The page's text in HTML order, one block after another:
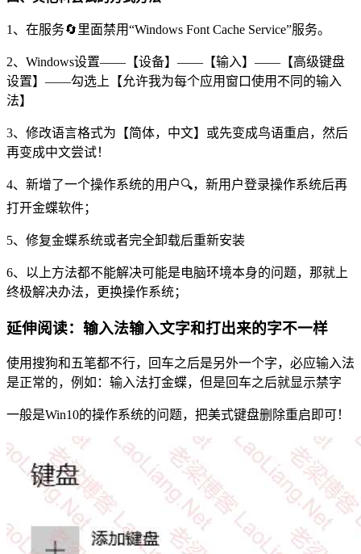
1、在服务🔄里面禁用“Windows Font Cache Service”服务。
2、Windows设置——【设备】——【输入】——【高级键盘
设置】——勾选上【允许我为每个应用窗口使用不同的输入
法】
3、修改语言格式为【简体，中文】或先变成鸟语重启，然后
再变成中文尝试！
4、新增了一个操作系统的用户🔍，新用户登录操作系统后再
打开金蝶软件；
5、修复金蝶系统或者完全卸载后重新安装
6、以上方法都不能解决可能是电脑环境本身的问题，那就上
终极解决办法，更换操作系统；
延伸阅读：输入法输入文字和打出来的字不一样
使用搜狗和五笔都不行，回车之后是另外一个字，必应输入法
是正常的，例如：输入法打金蝶，但是回车之后就显示禁字
一般是Win10的操作系统的问题，把美式键盘删除重启即可！